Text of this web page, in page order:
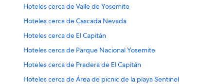
Hoteles cerca de Valle de Yosemite
Hoteles cerca de Cascada Nevada
Hoteles cerca de El Capitán
Hoteles cerca de Parque Nacional Yosemite
Hoteles cerca de Pradera de El Capitán
Hoteles cerca de Área de picnic de la playa Sentinel